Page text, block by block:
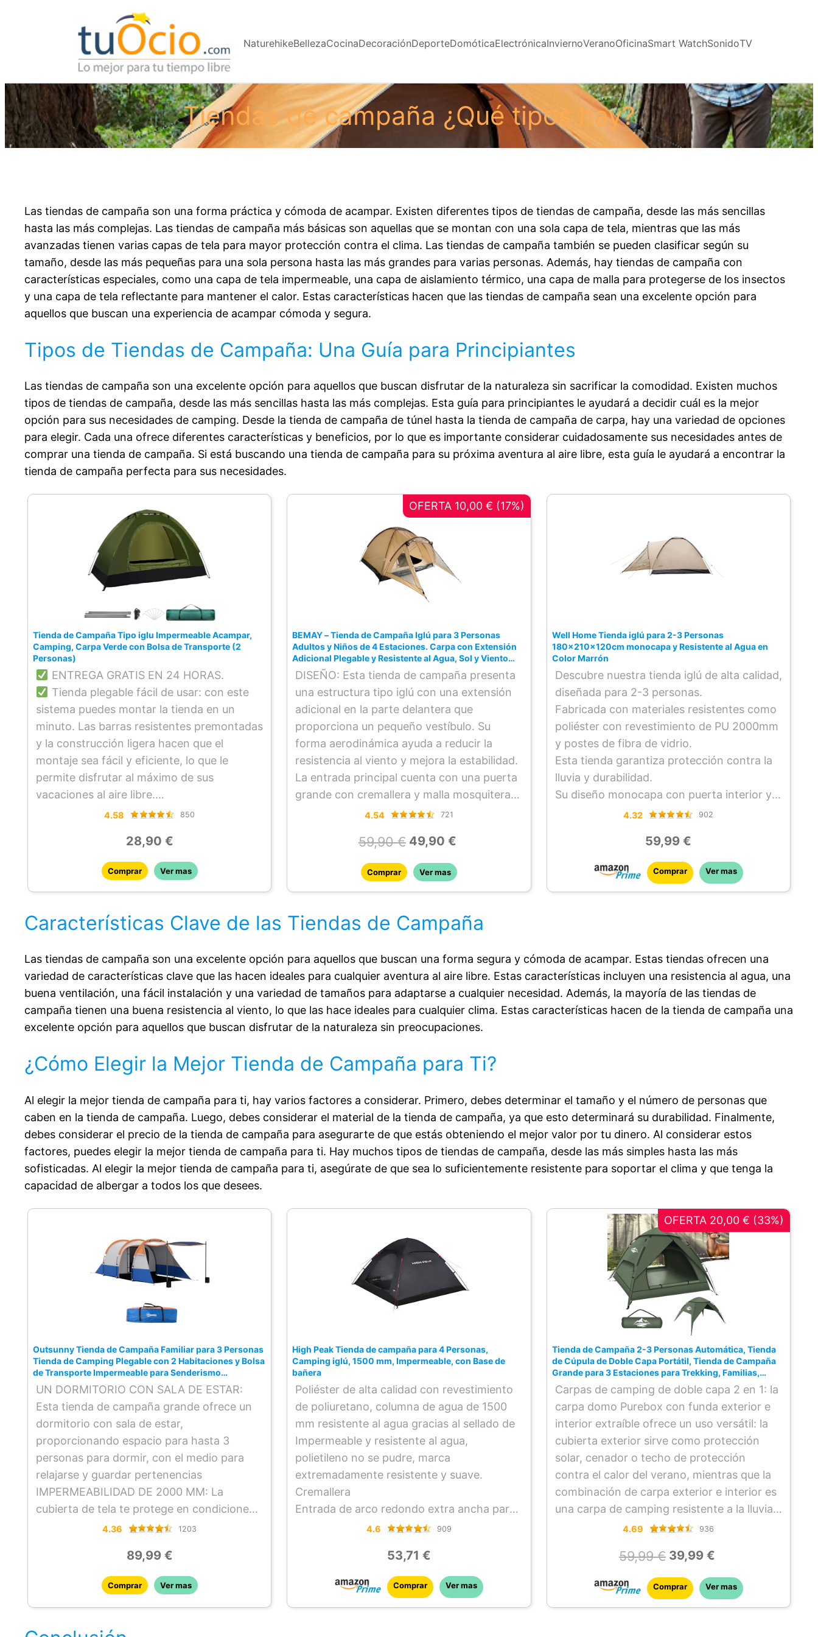
NaturehikeBellezaCocinaDecoraciónDeporteDomóticaElectrónicaInviernoVeranoOficinaSmart WatchSonidoTV
Tiendas de campaña ¿Qué tipos hay?
Las tiendas de campaña son una forma práctica y cómoda de acampar. Existen diferentes tipos de tiendas de campaña, desde las más sencillas
hasta las más complejas. Las tiendas de campaña más básicas son aquellas que se montan con una sola capa de tela, mientras que las más
avanzadas tienen varias capas de tela para mayor protección contra el clima. Las tiendas de campaña también se pueden clasificar según su
tamaño, desde las más pequeñas para una sola persona hasta las más grandes para varias personas. Además, hay tiendas de campaña con
características especiales, como una capa de tela impermeable, una capa de aislamiento térmico, una capa de malla para protegerse de los insectos
y una capa de tela reflectante para mantener el calor. Estas características hacen que las tiendas de campaña sean una excelente opción para
aquellos que buscan una experiencia de acampar cómoda y segura.
Tipos de Tiendas de Campaña: Una Guía para Principiantes
Las tiendas de campaña son una excelente opción para aquellos que buscan disfrutar de la naturaleza sin sacrificar la comodidad. Existen muchos
tipos de tiendas de campaña, desde las más sencillas hasta las más complejas. Esta guía para principiantes le ayudará a decidir cuál es la mejor
opción para sus necesidades de camping. Desde la tienda de campaña de túnel hasta la tienda de campaña de carpa, hay una variedad de opciones
para elegir. Cada una ofrece diferentes características y beneficios, por lo que es importante considerar cuidadosamente sus necesidades antes de
comprar una tienda de campaña. Si está buscando una tienda de campaña para su próxima aventura al aire libre, esta guía le ayudará a encontrar la
tienda de campaña perfecta para sus necesidades.
Tienda de Campaña Tipo iglu Impermeable Acampar,
Camping, Carpa Verde con Bolsa de Transporte (2
Personas)
ENTREGA GRATIS EN 24 HORAS.
Tienda plegable fácil de usar: con este
sistema puedes montar la tienda en un
minuto. Las barras resistentes premontadas
y la construcción ligera hacen que el
montaje sea fácil y eficiente, lo que le
permite disfrutar al máximo de sus
vacaciones al aire libre.
Protección solar duradera y resistente a
resistente está equipada con una estructura
resistente al viento, y la lona está hecha de
tela Oxford impermeable 210D (índice de
tejido exterior con revestimiento UV con
protección solar. Resistencia a los rayos UV
doble capa, alfombrilla duradera para
mantener el interior seco.
Puerta doble ventilada y ventana doble
con doble capa y detalles perfectos para
acampar fácilmente: el diseño integra
y los insectos, lo que te ofrece un entorno
viajas.
Material de la tienda: revestimiento UV,
tela Oxford impermeable 210D, poste de la
tienda de fibra de vidrio; malla de tela: B3.
Tamaño Embalaje: 63cm x 14cm x 10cm.
Ofrecemos a cada cliente una entrega
pregunta sobre nuestros productos, no
dude en contactarnos por correo
electrónico, le responderemos dentro de las
24 horas. Nuestra búsqueda es su
satisfacción al 100%.
4.58 850
28,90 €
Comprar Ver mas
OFERTA 10,00 € (17%)
BEMAY – Tienda de Campaña Iglú para 3 Personas
Adultos y Niños de 4 Estaciones. Carpa con Extensión
Adicional Plegable y Resistente al Agua, Sol y Viento
Fácil Transporte para Camping y Senderismo.
DISEÑO: Esta tienda de campaña presenta
una estructura tipo iglú con una extensión
adicional en la parte delantera que
proporciona un pequeño vestíbulo. Su
forma aerodinámica ayuda a reducir la
resistencia al viento y mejora la estabilidad.
La entrada principal cuenta con una puerta
grande con cremallera y malla mosquitera,
lo que permite una ventilación eficiente sin
DIMENSIONES: Las medidas de la tienda
son de 210 cm de largo por 180 cm de
ancho, con una altura máxima de 120 cm. El
adicionales de espacio cubierto, útil para
almacenar mochilas, calzado o equipo de
adecuada para albergar cómodamente
hasta tres personas adultas en posición
recostada.
RESISTENCIA: La tienda está fabricada con
materiales resistentes al agua, soportando
la hace adecuada para climas lluviosos
impermeable y elevado en los bordes para
evitar filtraciones desde el suelo. También
cuenta con costuras selladas para mayor
protección ante condiciones
meteorológicas adversas.
permite una buena circulación del aire, lo
que ayuda a reducir la condensación
interior. La ventana lateral con malla
también mejora la entrada de luz y la
ventilación cruzada. Esto la convierte en
libre de insectos.
CAPACIDAD: Esta tienda de campaña está
pensada para tres personas, ideal para
parejas o pequeños grupos. También es
adecuada para dos personas con equipo
adicional, proporcionando mayor
comodidad. Su montaje es rápido y sencillo,
lo cual la convierte en una buena elección
tanto para campistas principiantes como
para aventureros frecuentes que buscan
practicidad y funcionalidad en un diseño
4.54 721
59,90 € 49,90 €
Comprar Ver mas
Well Home Tienda iglú para 2-3 Personas
180x210x120cm monocapa y Resistente al Agua en
Color Marrón
Descubre nuestra tienda iglú de alta calidad,
diseñada para 2-3 personas.
Fabricada con materiales resistentes como
poliéster con revestimiento de PU 2000mm
y postes de fibra de vidrio.
Esta tienda garantiza protección contra la
lluvia y durabilidad.
Su diseño monocapa con puerta interior y
malla blanca B3 ofrece ventilación y
4.32 902
59,99 €
Comprar Ver mas
Características Clave de las Tiendas de Campaña
Las tiendas de campaña son una excelente opción para aquellos que buscan una forma segura y cómoda de acampar. Estas tiendas ofrecen una
variedad de características clave que las hacen ideales para cualquier aventura al aire libre. Estas características incluyen una resistencia al agua, una
buena ventilación, una fácil instalación y una variedad de tamaños para adaptarse a cualquier necesidad. Además, la mayoría de las tiendas de
campaña tienen una buena resistencia al viento, lo que las hace ideales para cualquier clima. Estas características hacen de la tienda de campaña una
excelente opción para aquellos que buscan disfrutar de la naturaleza sin preocupaciones.
¿Cómo Elegir la Mejor Tienda de Campaña para Ti?
Al elegir la mejor tienda de campaña para ti, hay varios factores a considerar. Primero, debes determinar el tamaño y el número de personas que
caben en la tienda de campaña. Luego, debes considerar el material de la tienda de campaña, ya que esto determinará su durabilidad. Finalmente,
debes considerar el precio de la tienda de campaña para asegurarte de que estás obteniendo el mejor valor por tu dinero. Al considerar estos
factores, puedes elegir la mejor tienda de campaña para ti. Hay muchos tipos de tiendas de campaña, desde las más simples hasta las más
sofisticadas. Al elegir la mejor tienda de campaña para ti, asegúrate de que sea lo suficientemente resistente para soportar el clima y que tenga la
capacidad de albergar a todos los que desees.
Outsunny Tienda de Campaña Familiar para 3 Personas
Tienda de Camping Plegable con 2 Habitaciones y Bolsa
de Transporte Impermeable para Senderismo
420x200x150 cm Multicolor
UN DORMITORIO CON SALA DE ESTAR:
Esta tienda de campaña grande ofrece un
dormitorio con sala de estar,
proporcionando espacio para hasta 3
personas para dormir, con el medio para
relajarse y guardar pertenencias
IMPERMEABILIDAD DE 2000 MM: La
cubierta de tela te protege en condiciones
climáticas suaves y resiste hasta 2000 mm
tienda de camping incluye lona para el
suelo, manteniendo tu espacio de descanso
libre de suciedad
TRES PUERTAS Y GANCHO PARA LUZ: Esta
tienda de campaña ligera cuenta con tres
4.36 1203
89,99 €
Comprar Ver mas
High Peak Tienda de campaña para 4 Personas,
Camping iglú, 1500 mm, Impermeable, con Base de
bañera
Poliéster de alta calidad con revestimiento
de poliuretano, columna de agua de 1500
mm resistente al agua gracias al sellado de
Impermeable y resistente al agua,
polietileno no se pudre, marca
extremadamente resistente y suave.
Cremallera
Entrada de arco redondo extra ancha para
mayor comodidad. La base de la bañera
Puerta doble con puerta de gasa completa
para una mejor comodidad y ventilación
simultánea con protección contra
mosquitos. Alta ventilación para un mejor
4.6 909
53,71 €
Comprar Ver mas
OFERTA 20,00 € (33%)
Tienda de Campaña 2-3 Personas Automática, Tienda
de Cúpula de Doble Capa Portátil, Tienda de Campaña
Grande para 3 Estaciones para Trekking, Familias,
Camping
Carpas de camping de doble capa 2 en 1: la
carpa domo Purebox con funda exterior e
interior extraíble ofrece un uso versátil: la
cubierta exterior sirve como protección
solar, cenador o techo de protección
contra el calor del verano, mientras que la
combinación de carpa exterior e interior es
una carpa de camping resistente a la lluvia y
210 × 180 × 105 cm, la tienda de cúpula
ofrece espacio para 2 – 3 personas con
sacos de dormir o equipo extenso. El
interior es un 20 % más grande que las
4.69 936
59,99 € 39,99 €
Comprar Ver mas